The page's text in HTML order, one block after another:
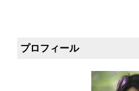
プロフィール